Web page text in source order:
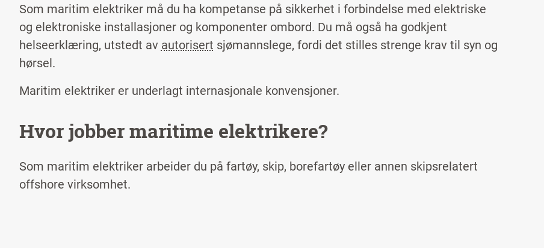
Som maritim elektriker må du ha kompetanse på sikkerhet i forbindelse med elektriske
og elektroniske installasjoner og komponenter ombord. Du må også ha godkjent
helseerklæring, utstedt av autorisert sjømannslege, fordi det stilles strenge krav til syn og
hørsel.
Maritim elektriker er underlagt internasjonale konvensjoner.
Hvor jobber maritime elektrikere?
Som maritim elektriker arbeider du på fartøy, skip, borefartøy eller annen skipsrelatert
offshore virksomhet.